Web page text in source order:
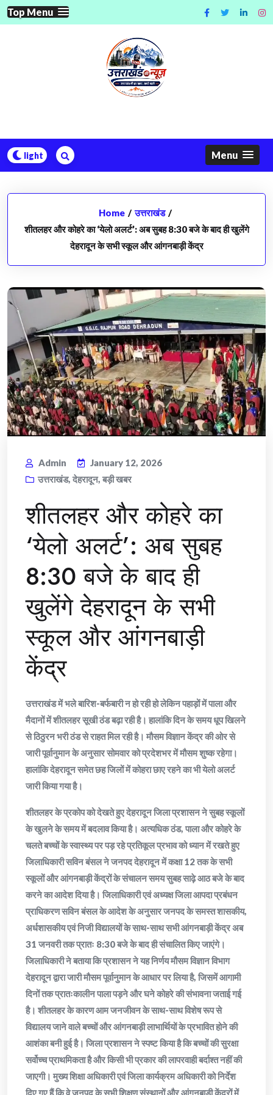
Skip
to
Top Menu
Menu
Home / उत्तराखंड /
​शीतलहर और कोहरे का ‘येलो अलर्ट’: अब सुबह 8:30 बजे के बाद ही खुलेंगे
देहरादून के सभी स्कूल और आंगनबाड़ी केंद्र
Admin
January 12, 2026
उत्तराखंड, देहरादून, बड़ी खबर
​शीतलहर और कोहरे का
‘येलो अलर्ट’: अब सुबह
8:30 बजे के बाद ही
खुलेंगे देहरादून के सभी
स्कूल और आंगनबाड़ी
केंद्र
उत्तराखंड में भले बारिश-बर्फबारी न हो रही हो लेकिन पहाड़ों में पाला और
मैदानों में शीतलहर सूखी ठंड बढ़ा रही है। हालांकि दिन के समय धूप खिलने
से ठिठुरन भरी ठंड से राहत मिल रही है। मौसम विज्ञान केंद्र की ओर से
जारी पूर्वानुमान के अनुसार सोमवार को प्रदेशभर में मौसम शुष्क रहेगा।
हालांकि देहरादून समेत छह जिलों में कोहरा छाए रहने का भी येलो अलर्ट
जारी किया गया है।
शीतलहर के प्रकोप को देखते हुए देहरादून जिला प्रशासन ने सुबह स्कूलों
के खुलने के समय में बदलाव किया है। अत्यधिक ठंड, पाला और कोहरे के
चलते बच्चों के स्वास्थ्य पर पड़ रहे प्रतिकूल प्रभाव को ध्यान में रखते हुए
जिलाधिकारी सविन बंसल ने जनपद देहरादून में कक्षा 12 तक के सभी
स्कूलों और आंगनबाड़ी केंद्रों के संचालन समय सुबह साढ़े आठ बजे के बाद
करने का आदेश दिया है। जिलाधिकारी एवं अध्यक्ष जिला आपदा प्रबंधन
प्राधिकरण सविन बंसल के आदेश के अनुसार जनपद के समस्त शासकीय,
अर्धशासकीय एवं निजी विद्यालयों के साथ-साथ सभी आंगनबाड़ी केंद्र अब
31 जनवरी तक प्रातः 8:30 बजे के बाद ही संचालित किए जाएंगे।
जिलाधिकारी ने बताया कि प्रशासन ने यह निर्णय मौसम विज्ञान विभाग
देहरादून द्वारा जारी मौसम पूर्वानुमान के आधार पर लिया है, जिसमें आगामी
दिनों तक प्रातःकालीन पाला पड़ने और घने कोहरे की संभावना जताई गई
है। शीतलहर के कारण आम जनजीवन के साथ-साथ विशेष रूप से
विद्यालय जाने वाले बच्चों और आंगनबाड़ी लाभार्थियों के प्रभावित होने की
आशंका बनी हुई है। जिला प्रशासन ने स्पष्ट किया है कि बच्चों की सुरक्षा
सर्वोच्च प्राथमिकता है और किसी भी प्रकार की लापरवाही बर्दाश्त नहीं की
जाएगी। मुख्य शिक्षा अधिकारी एवं जिला कार्यक्रम अधिकारी को निर्देश
दिए गए हैं कि वे जनपद के सभी शिक्षण संस्थानों और आंगनबाड़ी केंद्रों में